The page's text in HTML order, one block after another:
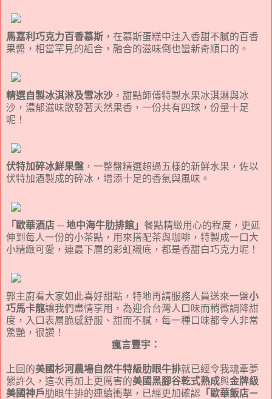
馬嘉利巧克力百香慕斯 ，在慕斯蛋糕中注入香甜不膩的百香
果醬，相當罕見的組合，融合的滋味倒也蠻新奇順口的。
精選自製冰淇淋及雪冰沙 ，甜點師傅特製水果冰淇淋與冰
沙，濃郁滋味散發著天然果香，一份共有四球，份量十足
呢！
伏特加碎冰鮮果盤 ，一整盤精選超過五樣的新鮮水果，佐以
伏特加酒製成的碎冰，增添十足的香氣與風味。
「歐華酒店 ─ 地中海牛肋排館」 餐點精緻用心的程度，更延
伸到每人一份的小茶點，用來搭配茶與咖啡，特製成一口大
小精緻可愛，連最下層的彩虹襯底，都是香甜白巧克力呢！
郭主廚看大家如此喜好甜點，特地再請服務人員送來一盤小
巧馬卡龍讓我們盡情享用，為迎合台灣人口味而稍微調降甜
度，入口表層脆感舒服、甜而不膩，每一種口味都令人非常
驚艷，很讚！
瘋言豐宇：
上回的美國杉河農場自然牛特級肋眼牛排就已經令我魂牽夢
縈許久，這次再加上更厲害的美國黑腳谷乾式熟成與金牌級
美國神戶肋眼牛排的連續衝擊，已經更加確認 「歐華飯店－